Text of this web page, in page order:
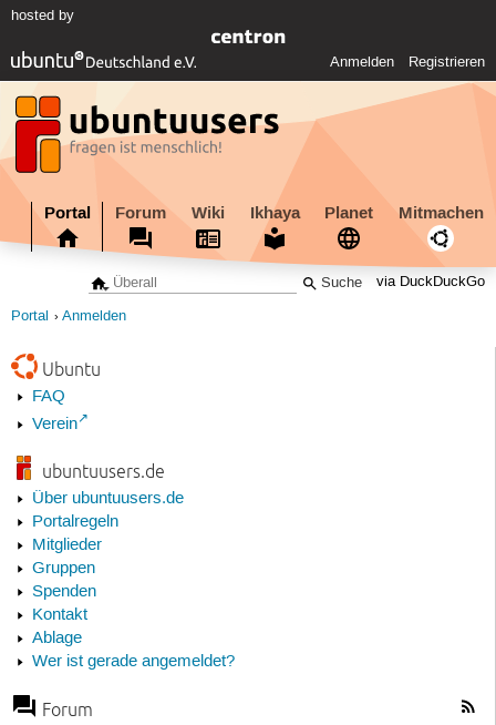
hosted by
Anmelden Registrieren
Portal Forum Wiki Ikhaya Planet Mitmachen
via DuckDuckGo
Portal Anmelden
Ubuntu
FAQ
Verein
ubuntuusers.de
Über ubuntuusers.de
Portalregeln
Mitglieder
Gruppen
Spenden
Kontakt
Ablage
Wer ist gerade angemeldet?
Forum